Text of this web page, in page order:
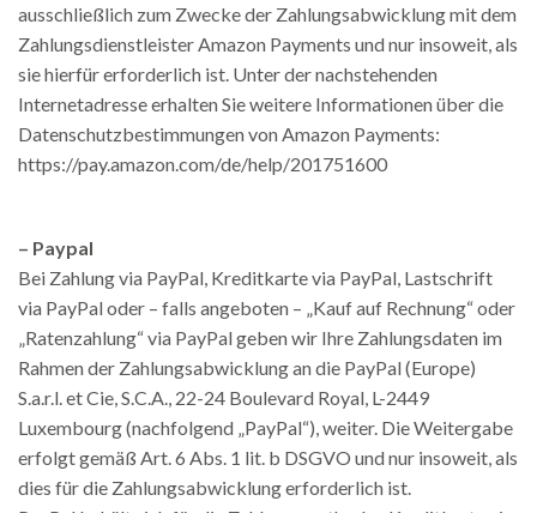
ausschließlich zum Zwecke der Zahlungsabwicklung mit dem
Zahlungsdienstleister Amazon Payments und nur insoweit, als
sie hierfür erforderlich ist. Unter der nachstehenden
Internetadresse erhalten Sie weitere Informationen über die
Datenschutzbestimmungen von Amazon Payments:
https://pay.amazon.com/de/help/201751600
– Paypal
Bei Zahlung via PayPal, Kreditkarte via PayPal, Lastschrift
via PayPal oder – falls angeboten – „Kauf auf Rechnung“ oder
„Ratenzahlung“ via PayPal geben wir Ihre Zahlungsdaten im
Rahmen der Zahlungsabwicklung an die PayPal (Europe)
S.a.r.l. et Cie, S.C.A., 22-24 Boulevard Royal, L-2449
Luxembourg (nachfolgend „PayPal“), weiter. Die Weitergabe
erfolgt gemäß Art. 6 Abs. 1 lit. b DSGVO und nur insoweit, als
dies für die Zahlungsabwicklung erforderlich ist.